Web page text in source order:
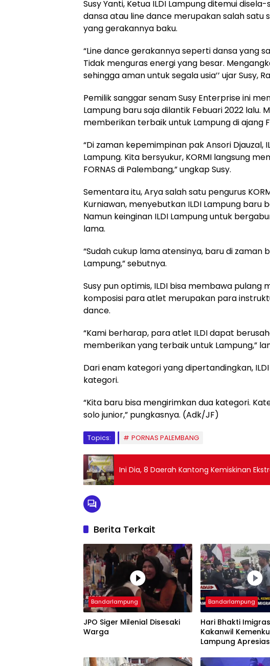
Susy Yanti, Ketua ILDI Lampung ditemui
dansa atau line dance merupakan salah
yang gerakannya baku.
“Line dance gerakannya seperti dansa yang
Tidak menguras energi yang besar.
sehingga aman untuk segala usia’’ ujar Susy,
Pemilik sanggar senam Susy Enterprise ini
Lampung baru saja dilantik Febuari 2022 lalu.
memberikan terbaik untuk Lampung di ajang
“Di zaman kepemimpinan pak Ansori Djauzal,
Lampung. Kita bersyukur, KORMI langsung
FORNAS di Palembang,” ungkap Susy.
Sementara itu, Arya salah satu pengurus
Kurniawan, menyebutkan ILDI Lampung baru
Namun keinginan ILDI Lampung untuk
lama.
“Sudah cukup lama atensinya, baru di zaman
Lampung,” sebutnya.
Susy pun optimis, ILDI bisa membawa pulang
komposisi para atlet merupakan para
dance.
“Kami berharap, para atlet ILDI dapat
memberikan yang terbaik untuk Lampung,”
Dari enam kategori yang dipertandingkan,
kategori.
“Kita baru bisa mengirimkan dua kategori.
solo junior,” pungkasnya. (Adk/JF)
Topics: PORNAS PALEMBANG
Ini Dia, 8 Daerah Kantong Kemiskinan
Berita Terkait
Bandarlampung
JPO Siger Milenial Disesaki
Warga
Bandarlampung
Hari Bhakti
Kakanwil
Lampung